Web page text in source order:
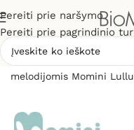
Pereiti prie naršymo
Pereiti prie pagrindinio
melodijomis Momini